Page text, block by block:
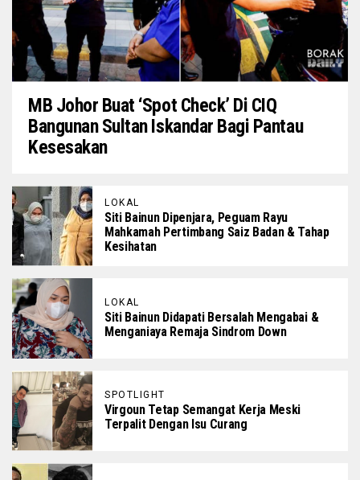
MB Johor Buat ‘Spot Check’ Di CIQ
Bangunan Sultan Iskandar Bagi Pantau
Kesesakan
LOKAL
Siti Bainun Dipenjara, Peguam Rayu
Mahkamah Pertimbang Saiz Badan & Tahap
Kesihatan
LOKAL
Siti Bainun Didapati Bersalah Mengabai &
Menganiaya Remaja Sindrom Down
SPOTLIGHT
Virgoun Tetap Semangat Kerja Meski
Terpalit Dengan Isu Curang